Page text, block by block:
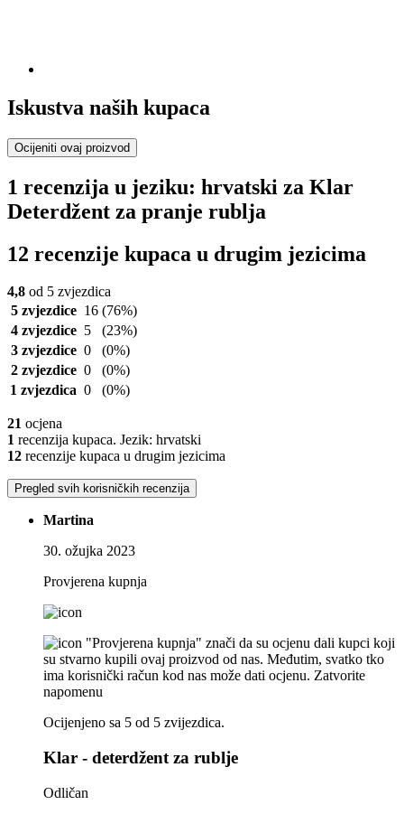
Iskustva naših kupaca
Ocijeniti ovaj proizvod
1 recenzija u jeziku: hrvatski za Klar
Deterdžent za pranje rublja
12 recenzije kupaca u drugim jezicima
4,8 od 5 zvjezdica
5 zvjezdice 16 (76%)
4 zvjezdice 5
(23%)
3 zvjezdice 0
(0%)
2 zvjezdice 0
(0%)
1 zvjezdica 0 (0%)
21 ocjena
1 recenzija kupaca. Jezik: hrvatski
12 recenzije kupaca u drugim jezicima
Pregled svih korisničkih recenzija
Martina
30. ožujka 2023
Provjerena kupnja
"Provjerena kupnja" znači da su ocjenu dali kupci koji
su stvarno kupili ovaj proizvod od nas. Međutim, svatko tko
ima korisnički račun kod nas može dati ocjenu. Zatvorite
napomenu
Ocijenjeno sa 5 od 5 zvijezdica.
Klar - deterdžent za rublje
Odličan